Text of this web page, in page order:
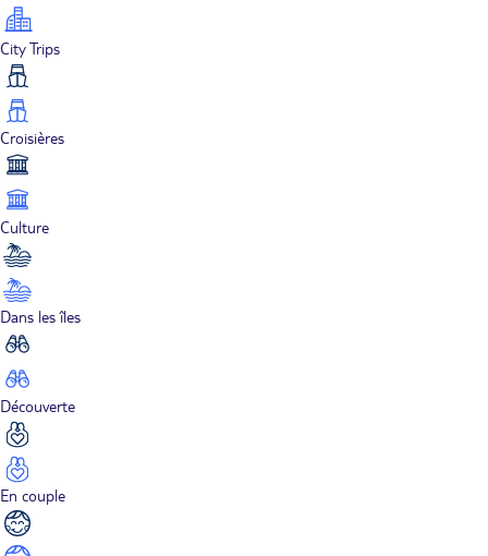
City Trips
Croisières
Culture
Dans les îles
Découverte
En couple